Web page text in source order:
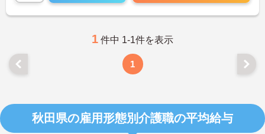
1 件中 1-1件を表示
1
秋田県の雇用形態別介護職の平均給与